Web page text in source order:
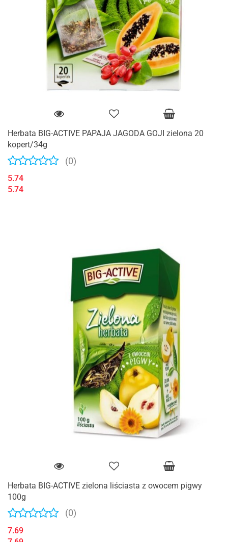
Herbata BIG-ACTIVE PAPAJA JAGODA GOJI zielona 20
kopert/34g
(0)
5.74
5.74
Herbata BIG-ACTIVE zielona liściasta z owocem pigwy
100g
(0)
7.69